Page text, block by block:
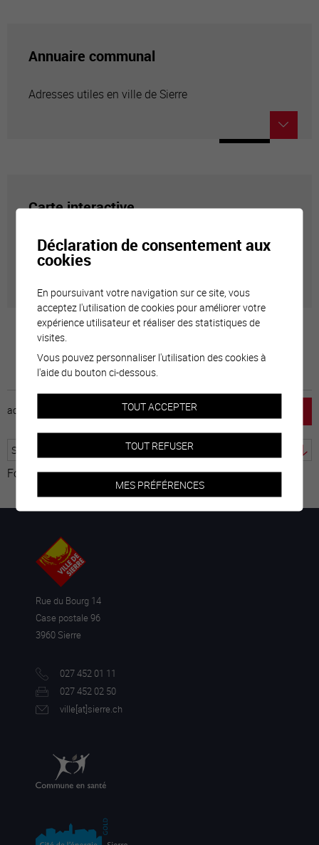
Annuaire communal
Adresses utiles en ville de Sierre
Carte interactive
Géolocalisation de tous les points d'intérêt de la Ville
de Sierre.
accueil emploi mentions légales
Fourni par Traduction
Rue du Bourg 14
Case postale 96
3960 Sierre
027 452 01 11
027 452 02 50
ville[at]sierre.ch
Déclaration de consentement aux
cookies
En poursuivant votre navigation sur ce site, vous
acceptez l'utilisation de cookies pour améliorer votre
expérience utilisateur et réaliser des statistiques de
visites.
Vous pouvez personnaliser l'utilisation des cookies à
l'aide du bouton ci-dessous.
TOUT ACCEPTER
TOUT REFUSER
MES PRÉFÉRENCES